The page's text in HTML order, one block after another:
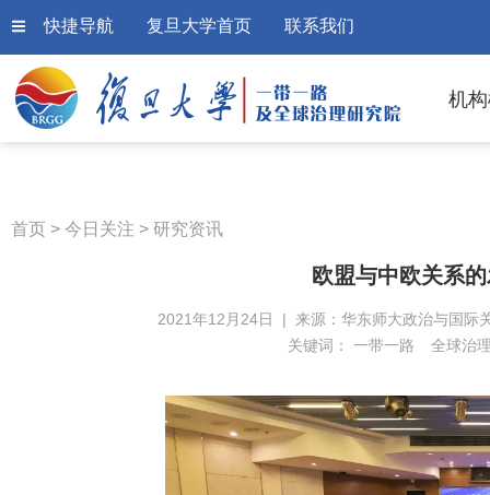
快捷导航 复旦大学首页 联系我们
机
首页 > 今日关注 > 研究资讯
欧盟与中欧关系
2021年12月24日 | 来源：华东师大政治与国际
关键词： 一带一路 全球治